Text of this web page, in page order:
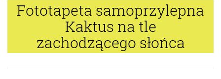
Fototapeta samoprzylepna
Kaktus na tle
zachodzącego słońca